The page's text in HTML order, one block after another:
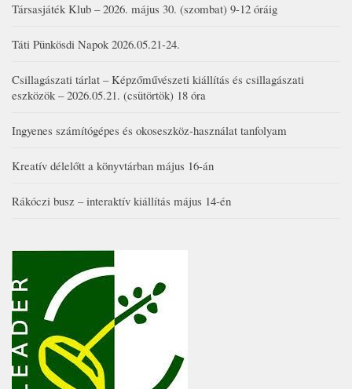
Társasjáték Klub – 2026. május 30. (szombat) 9-12 óráig
Táti Pünkösdi Napok 2026.05.21-24.
Csillagászati tárlat – Képzőművészeti kiállítás és csillagászati
eszközök – 2026.05.21. (csütörtök) 18 óra
Ingyenes számítógépes és okoseszköz-használat tanfolyam
Kreatív délelőtt a könyvtárban május 16-án
Rákóczi busz – interaktív kiállítás május 14-én